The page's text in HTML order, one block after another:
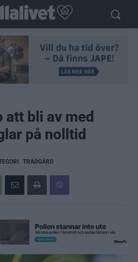
bli av med
på nolltid
TRÄDGÅRD